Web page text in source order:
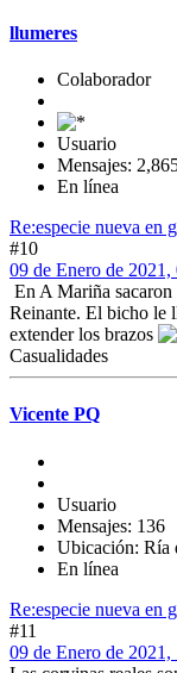
llumeres
Colaborador
Usuario
Mensajes:
En línea
Re:especie nueva en
#10
09 de Enero de
En A Mariña
Reinante. El bicho le
extender los brazos
Casualidades
Vicente PQ
Usuario
Mensajes: 136
Ubicación: Ría
En línea
Re:especie nueva en
#11
09 de Enero de